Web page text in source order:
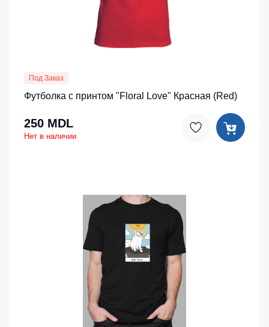
Под Заказ
Футболка с принтом "Floral Love" Красная (Red)
250 MDL
Нет в наличии